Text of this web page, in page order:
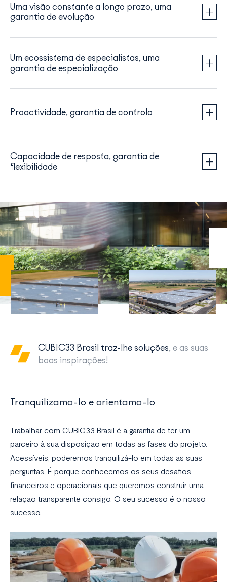
Uma visão constante a longo prazo, uma
garantia de evolução
Um ecossistema de especialistas, uma
garantia de especialização
Proactividade, garantia de controlo
Capacidade de resposta, garantia de
flexibilidade
CUBIC33 Brasil traz-lhe soluções, e as suas
boas inspirações!
Tranquilizamo-lo e orientamo-lo
Trabalhar com CUBIC33 Brasil é a garantia de ter um
parceiro à sua disposição em todas as fases do projeto.
Acessíveis, poderemos tranquilizá-lo em todas as suas
perguntas. É porque conhecemos os seus desafios
financeiros e operacionais que queremos construir uma
relação transparente consigo. O seu sucesso é o nosso
sucesso.